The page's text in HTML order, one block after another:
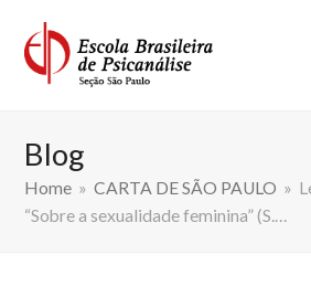
Blog
Home » CARTA DE SÃO PAULO »
“Sobre a sexualidade feminina” (S.…